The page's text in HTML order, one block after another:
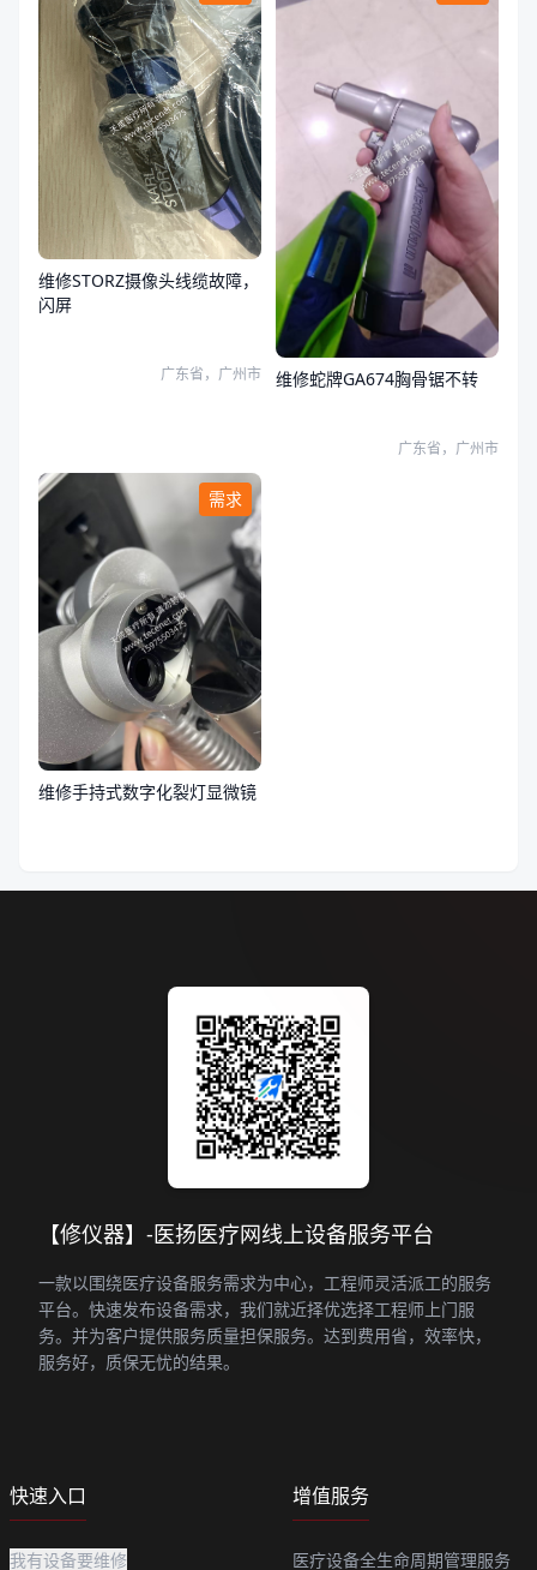
维修STORZ摄像头线缆故障，
闪屏
广东省，广州市 维修蛇牌GA674胸骨锯不转
广东省，广州市
需求
维修手持式数字化裂灯显微镜
【修仪器】-医扬医疗网线上设备服务平台
一款以围绕医疗设备服务需求为中心，工程师灵活派工的服务
平台。快速发布设备需求，我们就近择优选择工程师上门服
务。并为客户提供服务质量担保服务。达到费用省，效率快，
服务好，质保无忧的结果。
快速入口
我有设备要维修
增值服务
医疗设备全生命周期管理服务